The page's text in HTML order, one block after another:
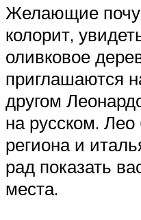
Желающие
колорит,
оливковое
приглашаются
другом
на русском.
региона и
рад показать
места.